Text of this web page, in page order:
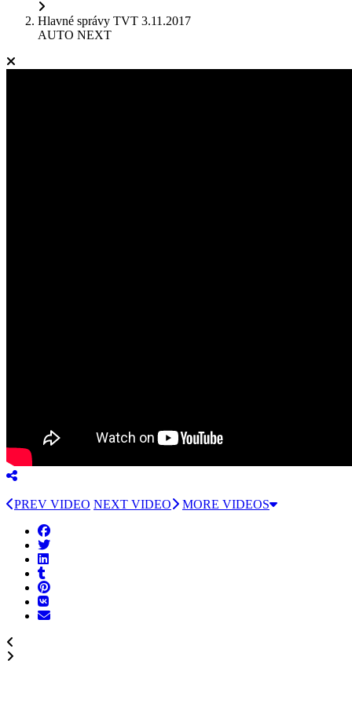
Hlavné správy TVT 3.11.2017
AUTO NEXT
PREV VIDEO NEXT VIDEO MORE VIDEOS